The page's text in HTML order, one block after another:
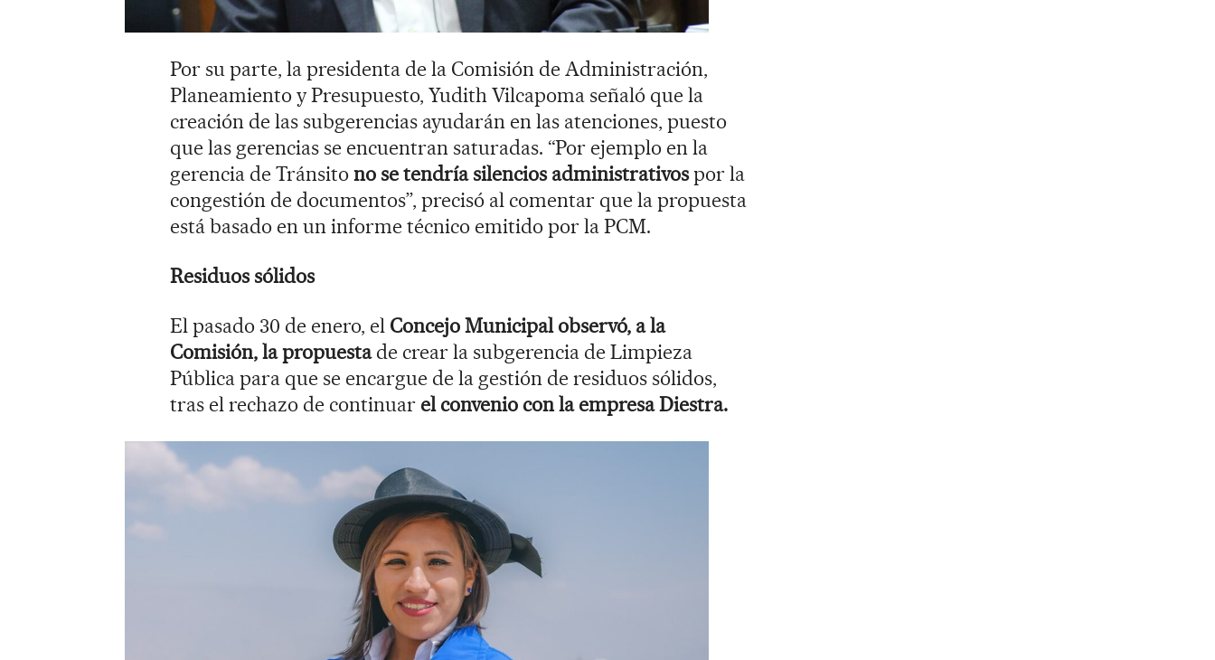
Por su parte, la presidenta de la Comisión de Administración,
Planeamiento y Presupuesto, Yudith Vilcapoma señaló que la
creación de las subgerencias ayudarán en las atenciones, puesto
que las gerencias se encuentran saturadas. “Por ejemplo en la
gerencia de Tránsitono setendría silencios administrativospor la
congestión de documentos”, precisó al comentar que la propuesta
está basado en un informe técnico emitido por la PCM.
Residuos sólidos
El pasado 30 de enero, el Concejo Municipal observó, a la
Comisión, la propuestade crear la subgerencia de Limpieza
Pública para que se encargue de la gestión de residuos sólidos,
tras el rechazo de continuar el convenio con la empresa Diestra.